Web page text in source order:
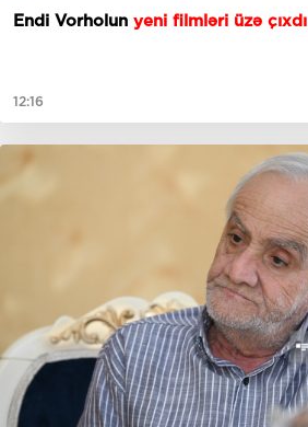
Endi Vorholun yeni filmləri üzə çıxdı
12:16